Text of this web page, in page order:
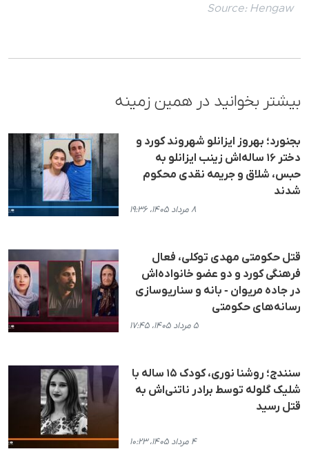
Source: Hengaw
بیشتر بخوانید در همین زمینه
بجنورد؛ بهروز ایزانلو شهروند کورد و
دختر ۱۶ ساله‌اش زینب ایزانلو به
حبس، شلاق و جریمه نقدی محکوم
شدند
۸ مرداد ۱۴۰۵، ۱۹:۳۶
قتل حکومتی مهدی توکلی، فعال
فرهنگی کورد و دو عضو خانواده‌اش
در جاده مریوان - بانه و سناریوسازی
رسانه‌های حکومتی
۵ مرداد ۱۴۰۵، ۱۷:۴۵
سنندج؛ روشنا نوری، کودک ۱۵ ساله با
شلیک گلوله توسط برادر ناتنی‌اش به
قتل رسید
۴ مرداد ۱۴۰۵، ۱۰:۲۳